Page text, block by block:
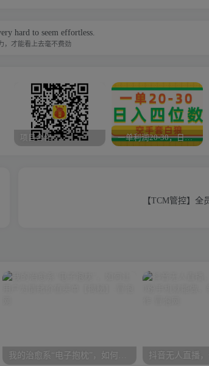
hard to seem effortless.
，才能看上去毫不费劲
项目合作 一单利润20-30，日入四位数，空手套白狼，只要做就能赚，简单无套路
【TCM管控】